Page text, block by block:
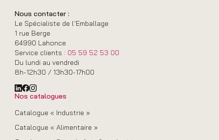
Nous contacter :
Le Spécialiste de l’Emballage
1 rue Berge
64990 Lahonce
Service clients : 05 59 52 53 00
Du lundi au vendredi
8h-12h30 / 13h30-17h00
Nos catalogues
Catalogue « Industrie »
Catalogue « Alimentaire »